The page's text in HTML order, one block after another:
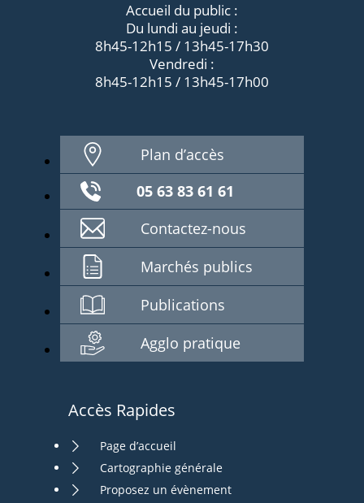
Accueil du public :
Du lundi au jeudi :
8h45-12h15 / 13h45-17h30
Vendredi :
8h45-12h15 / 13h45-17h00
Plan d’accès
05 63 83 61 61
Contactez-nous
Marchés publics
Publications
Agglo pratique
Accès Rapides
Page d’accueil
Cartographie générale
Proposez un évènement